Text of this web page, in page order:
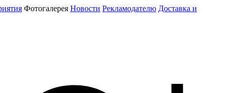
Фотогалерея Новости Рекламодателю Доставка и